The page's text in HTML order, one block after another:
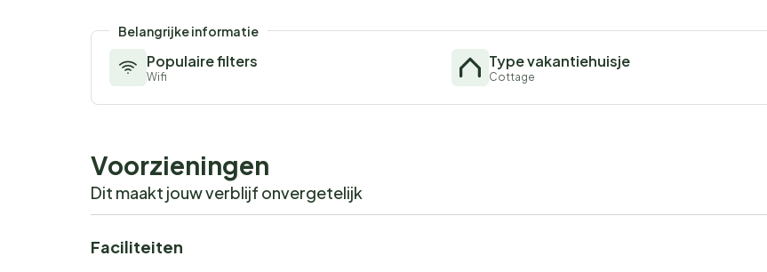
Belangrijke informatie
Populaire filters
Wifi
Type vakantiehuisje
Cottage
Voorzieningen
Dit maakt jouw verblijf onvergetelijk
Faciliteiten